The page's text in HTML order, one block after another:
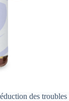
des